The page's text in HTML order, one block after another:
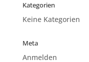
Kategorien
Keine Kategorien
Meta
Anmelden